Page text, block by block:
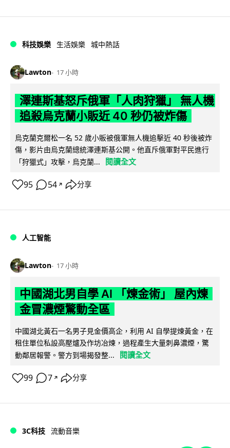
科技娛樂 生活娛樂 城中熱話
Lawton 17 小時
澤連斯基怒斥俄軍「人肉狩獵」 無人機
追殺烏克蘭小販近 40 秒仍被炸傷
烏克蘭克爾松一名 52 歲小販被俄軍無人機追擊近 40 秒後被炸
傷，影片由烏克蘭總統澤連斯基公開。他直斥俄軍對平民進行
「狩獵式」攻擊，烏克蘭...
閱讀全文
95 54 ↗ 分享
人工智能
Lawton 17 小時
中國湖北男自學 AI 「煉金術」 屋內煉
金冒濃煙驚動全區
中國湖北黃石一名男子見金價高企，利用 AI 自學提煉黃金，在
租住單位私設高壓爐及作坊冶煉，過程產生大量刺鼻濃煙，驚
動鄰居報警。警方到場揭發整...
閱讀全文
99 7 ↗ 分享
3C科技 流動音樂